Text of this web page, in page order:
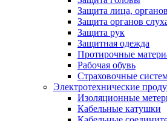
Защита лица,
Защита органов
Защита рук
Защитная одежда
Протирочные
Рабочая обувь
Страховочные
Электротехнические
Изоляционные
Кабельные катушки